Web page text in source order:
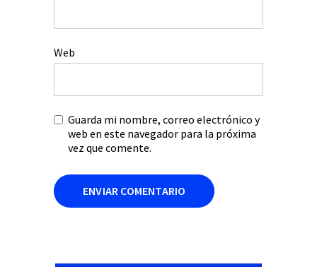
Web
Guarda mi nombre, correo electrónico y
web en este navegador para la próxima
vez que comente.